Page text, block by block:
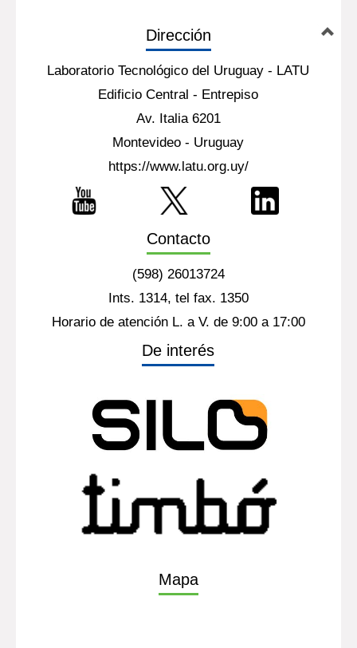
Dirección
Laboratorio Tecnológico del Uruguay - LATU
Edificio Central - Entrepiso
Av. Italia 6201
Montevideo - Uruguay
https://www.latu.org.uy/
Contacto
(598) 26013724
Ints. 1314, tel fax. 1350
Horario de atención L. a V. de 9:00 a 17:00
De interés
Mapa